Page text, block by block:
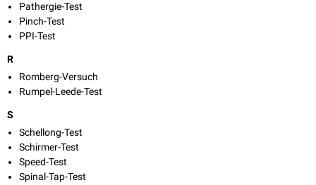
Pathergie-Test
Pinch-Test
PPI-Test
R
Romberg-Versuch
Rumpel-Leede-Test
S
Schellong-Test
Schirmer-Test
Speed-Test
Spinal-Tap-Test